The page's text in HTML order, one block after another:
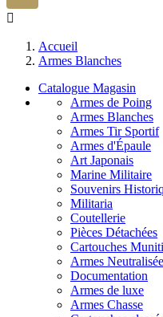
Accueil
Armes Blanches
Catalogue Magasin
Armes de Poing
Armes Blanches
Armes Tir Sportif
Armes d'Épaule
Art Japonais
Marine Militaire
Souvenirs
Militaria
Coutellerie
Pièces Détachées
Cartouches
Armes
Documentation
Armes de luxe
Armes Chasse